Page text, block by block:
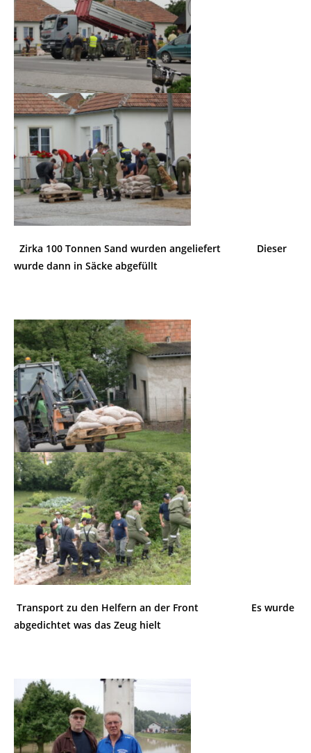
Zirka 100 Tonnen Sand wurden angeliefert Dieser
wurde dann in Säcke abgefüllt
Transport zu den Helfern an der Front
Es wurde
abgedichtet was das Zeug hielt